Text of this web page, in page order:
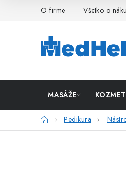
O firme Všetko o
MASÁŽE
DomovPedikura